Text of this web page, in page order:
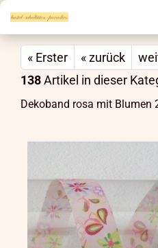
« Erster « zurück
138Artikel in dieser
Dekoband rosa mit Blumen